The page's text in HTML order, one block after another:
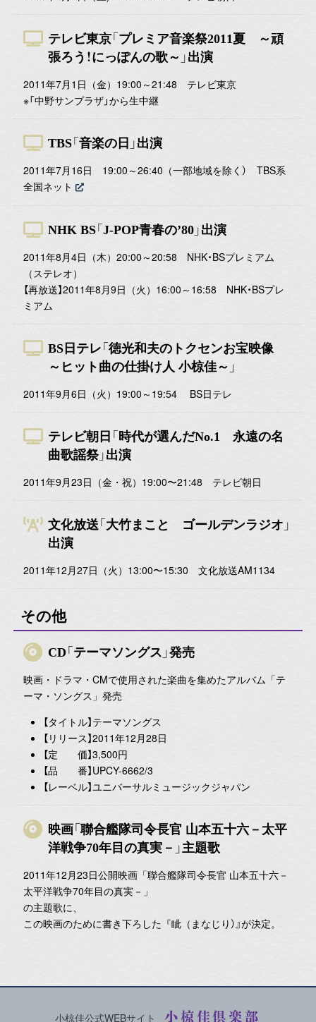
テレビ東京「プレミア音楽祭2011夏 ～頑
張ろう！にっぽんの歌～」出演
2011年7月1日（金）19:00～21:48 テレビ東京
※「中野サンプラザ」から生中継
TBS「音楽の日」出演
2011年7月16日 19:00～26:40（一部地域を除く） TBS系
全国ネット
NHK BS「J-POP青春の’80」出演
2011年8月4日（木）20:00～20:58 NHK・BSプレミアム
（ステレオ）
【再放送】2011年8月9日（火）16:00～16:58 NHK・BSプレ
ミアム
BS日テレ「徳光和夫のトクセンお宝映像
～ヒット曲の仕掛け人 小椋佳～」
2011年9月6日（火）19:00～19:54 BS日テレ
テレビ朝日「時代が選んだNo.1 永遠の名
曲歌謡祭」出演
2011年9月23日（金・祝）19:00〜21:48 テレビ朝日
文化放送「大竹まこと ゴールデンラジオ」
出演
2011年12月27日（火）13:00〜15:30 文化放送AM1134
その他
CD「テーマソングス」発売
映画・ドラマ・CMで使用された楽曲を集めたアルバム「テ
ーマ・ソングス」発売
【タイトル】テーマソングス
【リリース】2011年12月28日
【定 価】3,500円
【品 番】UPCY-6662/3
【レーベル】ユニバーサルミュージックジャパン
映画「聯合艦隊司令長官 山本五十六－太平
洋戦争70年目の真実－」主題歌
2011年12月23日公開映画「聯合艦隊司令長官 山本五十六－
太平洋戦争70年目の真実－」
の主題歌に、
この映画のために書き下ろした『眦（まなじり）』が決定。
小椋佳公式WEBサイト 小椋佳倶楽部